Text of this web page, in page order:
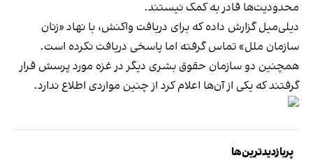
محدودیت‌ها قادر به کمک نیستند.
دیلی‌میل گزارش داده که برای دریافت واکنش، با نهاد «زنان
سازمان ملل» تماس گرفته اما پاسخی دریافت نکرده است.
همچنین دو سازمان حقوق بشری دیگر در غزه مورد پرسش قرار
گرفتند که یکی از آن‌ها اعلام کرد از چنین مواردی اطلاع ندارد.
پربازدیدترین‌ها